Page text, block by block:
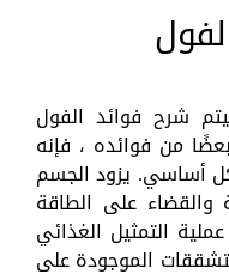
شرح فوائد الفول
من فوائده ، فإنه
أساسي. يزود الجسم
والقضاء على الطاقة
التمثيل الغذائي
الموجودة على